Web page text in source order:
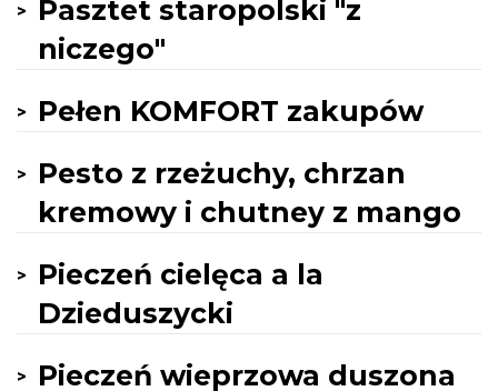
Pasztet staropolski "z
niczego"
Pełen KOMFORT zakupów
Pesto z rzeżuchy, chrzan
kremowy i chutney z mango
Pieczeń cielęca a la
Dzieduszycki
Pieczeń wieprzowa duszona